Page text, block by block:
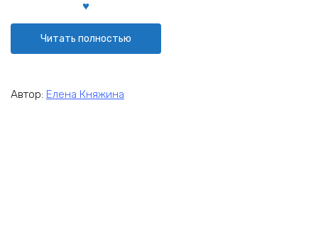
Читать полностью
Автор: Елена Княжина